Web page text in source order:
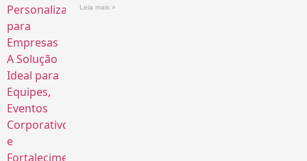
Leia mais »